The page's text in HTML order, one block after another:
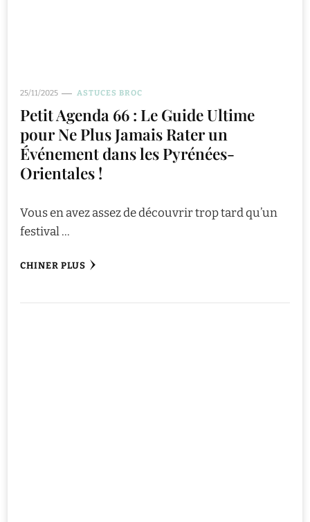
25/11/2025 ASTUCES BROC
Petit Agenda 66 : Le Guide Ultime
pour Ne Plus Jamais Rater un
Événement dans les Pyrénées-
Orientales !
Vous en avez assez de découvrir trop tard qu’un
festival …
CHINER PLUS